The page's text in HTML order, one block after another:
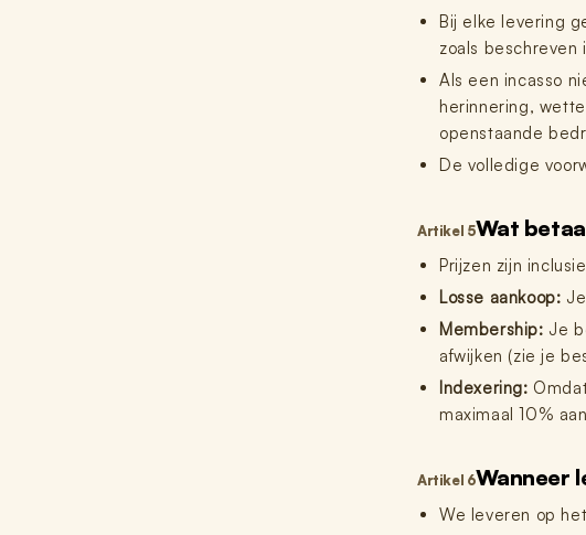
Bij elke levering
zoals beschreven
Als een incasso
herinnering,
openstaande
De volledige
Artikel 5Wat
Prijzen zijn
Losse aankoop:
Membership: Je
afwijken (zie je
Indexering:
maximaal 10%
Artikel 6Wanneer
We leveren op